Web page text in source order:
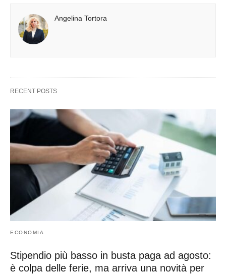
Angelina Tortora
RECENT POSTS
ECONOMIA
Stipendio più basso in busta paga ad agosto:
è colpa delle ferie, ma arriva una novità per